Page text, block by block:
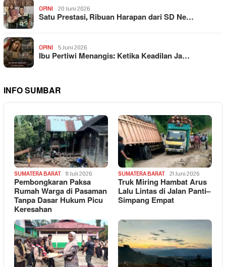
OPINI 20 Juni 2026
Satu Prestasi, Ribuan Harapan dari SD Ne…
OPINI 5 Juni 2026
Ibu Pertiwi Menangis: Ketika Keadilan Ja…
INFO SUMBAR
SUMATERA BARAT 11 Juli 2026
Pembongkaran Paksa
Rumah Warga di Pasaman
Tanpa Dasar Hukum Picu
Keresahan
SUMATERA BARAT 21 Juni 2026
Truk Miring Hambat Arus
Lalu Lintas di Jalan Panti–
Simpang Empat